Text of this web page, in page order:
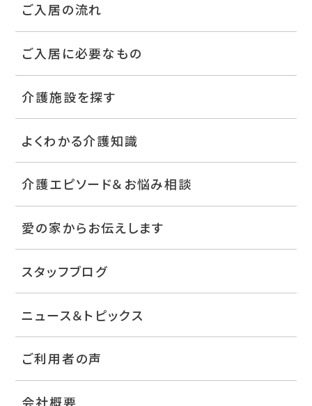
ご入居の流れ
ご入居に必要なもの
介護施設を探す
よくわかる介護知識
介護エピソード＆お悩み相談
愛の家からお伝えします
スタッフブログ
ニュース＆トピックス
ご利用者の声
会社概要